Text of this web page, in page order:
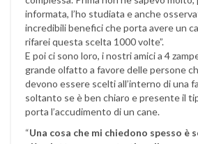
informata, l’ho studiata e anche
incredibili benefici che porta avere un
rifarei questa scelta 1000 volte”.
E poi ci sono loro, i nostri amici a 4
grande olfatto a favore delle persone
devono essere scelti all’interno di una
soltanto se è ben chiaro e presente il
porta l’accudimento di un cane.
“Una cosa che mi chiedono spesso è